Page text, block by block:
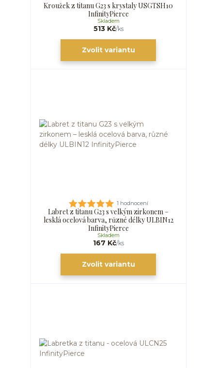
Kroužek z titanu G23 s krystaly USGTSH10
InfinityPierce
513 Kč/ks
Skladem
Zvolit variantu
1 hodnocení
Labret z titanu G23 s velkým zirkonem –
lesklá ocelová barva, různé délky ULBIN12
InfinityPierce
167 Kč/ks
Skladem
Zvolit variantu